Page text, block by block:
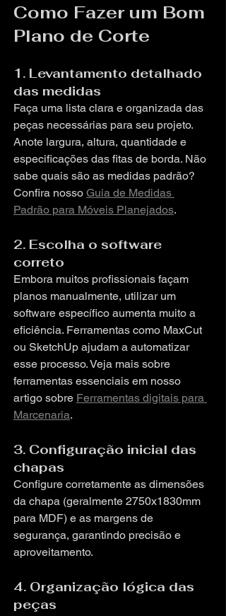
Como Fazer um Bom
Plano de Corte
1. Levantamento detalhado
das medidas
Faça uma lista clara e organizada das
peças necessárias para seu projeto.
Anote largura, altura, quantidade e
especificações das fitas de borda. Não
sabe quais são as medidas padrão?
Confira nosso Guia de Medidas
Padrão para Móveis Planejados.
2. Escolha o software
correto
Embora muitos profissionais façam
planos manualmente, utilizar um
software específico aumenta muito a
eficiência. Ferramentas como MaxCut
ou SketchUp ajudam a automatizar
esse processo. Veja mais sobre
ferramentas essenciais em nosso
artigo sobre Ferramentas digitais para
Marcenaria.
3. Configuração inicial das
chapas
Configure corretamente as dimensões
da chapa (geralmente 2750x1830mm
para MDF) e as margens de
segurança, garantindo precisão e
aproveitamento.
4. Organização lógica das
peças